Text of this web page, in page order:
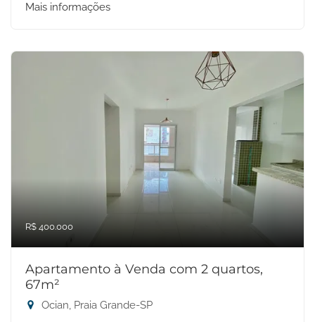
Mais informações
R$ 400.000
Apartamento à Venda com 2 quartos,
67m²
Ocian, Praia Grande-SP